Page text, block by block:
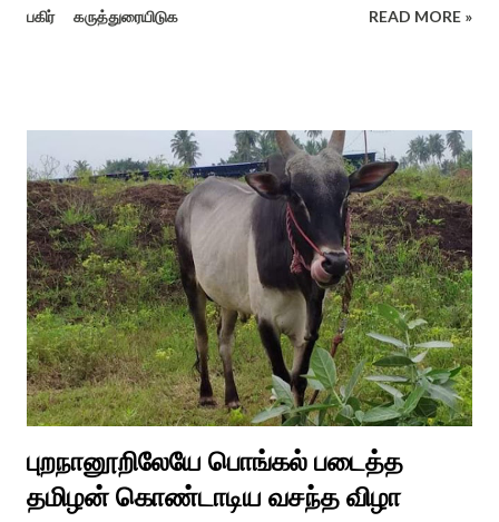
கொல்லங்குடி கிராம பக்தரின் கனவில் அய்யனார் தோன்றி
எடுத்த அய்யனார் என“வெட்டுடைய அய்யனார்“ நாமம் கோவில்
அமைத்து பூஜித்தனர். ஆங்கிலேய கிழக்கிந்திய ஆட்சியில் சிவகங்கை
இரண்டாம் மன்னர் முத்துவடுகநாதத் தேவர் ஆங்கிலேயரை எதிர்க்க
அவர்களால் காளையார் கோவிலில் இரண்டாம் மனைவி கௌரி
நாச்சியாருடன் கொல்லபட்டார். அவரது முதல் மனைவி
வேலுநாச்சியார...
பகிர் கருத்துரையிடுக READ MORE »
புறநானூறிலேயே பொங்கல் படைத்த
தமிழன் கொண்டாடிய வசந்த விழா